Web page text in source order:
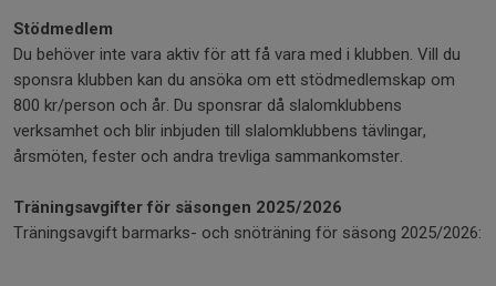
Stödmedlem
Du behöver inte vara aktiv för att få vara med i klubben. Vill du
sponsra klubben kan du ansöka om ett stödmedlemskap om
800 kr/person och år. Du sponsrar då slalomklubbens
verksamhet och blir inbjuden till slalomklubbens tävlingar,
årsmöten, fester och andra trevliga sammankomster.
Träningsavgifter för säsongen 2025/2026
Träningsavgift barmarks- och snöträning för säsong 2025/2026: